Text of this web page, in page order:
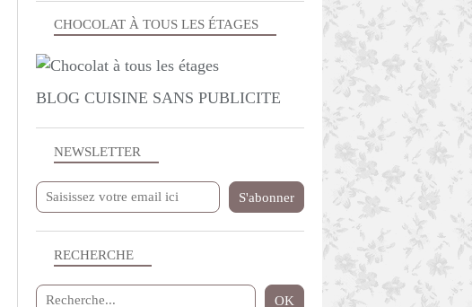
NEWSLETTER
RECHERCHE
CHOCOLAT À TOUS LES ÉTAGES
BLOG CUISINE SANS PUBLICITE